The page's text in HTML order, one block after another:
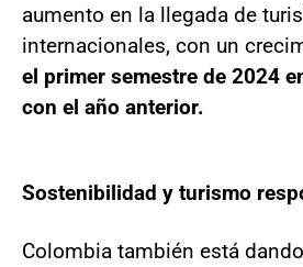
aumento en la llegada de
internacionales, con un
el primer semestre de 2024
con el año anterior.
Sostenibilidad y turismo
Colombia también está